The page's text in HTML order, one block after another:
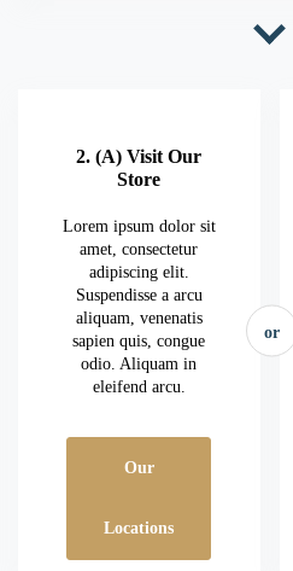
or
2. (A) Visit Our
Store
Lorem ipsum dolor sit
amet, consectetur
adipiscing elit.
Suspendisse a arcu
aliquam, venenatis
sapien quis, congue
odio. Aliquam in
eleifend arcu.
Our
Locations